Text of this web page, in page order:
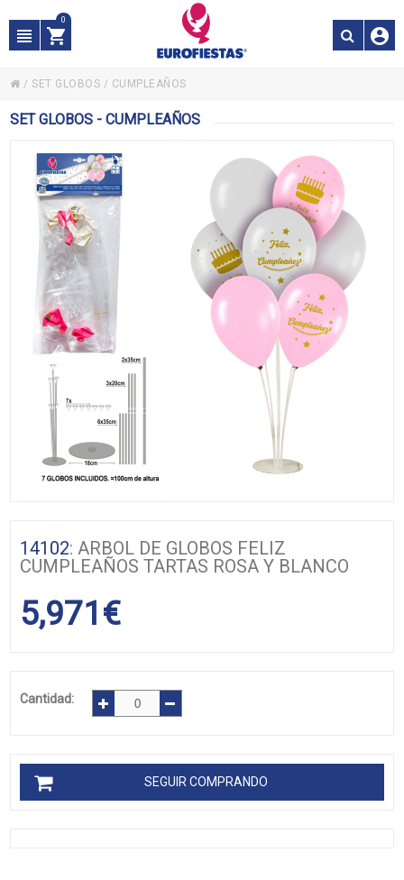
0
/SET GLOBOS / CUMPLEAÑOS
SET GLOBOS - CUMPLEAÑOS
14102: ARBOL DE GLOBOS FELIZ
CUMPLEAÑOS TARTAS ROSA Y BLANCO
5,971€
Cantidad:
SEGUIR COMPRANDO